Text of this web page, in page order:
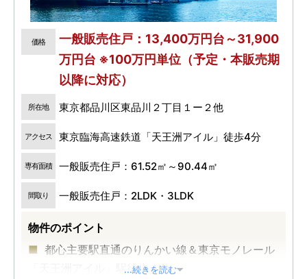
価格
一般販売住戸：13,400万円台～31,900
万円台 ※100万円単位（予定・本販売期
以降に対応）
所在地 東京都品川区東品川２丁目１ー２他
アクセス 東京臨海高速鉄道「天王洲アイル」徒歩4分
専有面積 一般販売住戸：61.52㎡～90.44㎡
間取り 一般販売住戸：2LDK・3LDK
物件のポイント
都心主要駅直通のりんかい線＆東京モノレール
「天王洲アイル」駅徒歩４分
...続きを読む